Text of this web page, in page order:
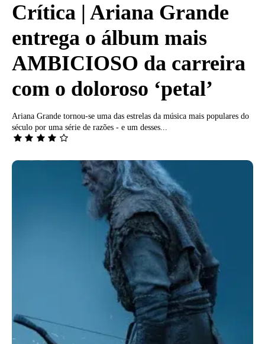
Crítica | Ariana Grande
entrega o álbum mais
AMBICIOSO da carreira
com o doloroso ‘petal’
Ariana Grande tornou-se uma das estrelas da música mais populares do
século por uma série de razões - e um desses...